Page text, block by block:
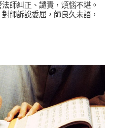
師糾正、譴責，煩惱不堪。
師訴說委屈，師良久未語，